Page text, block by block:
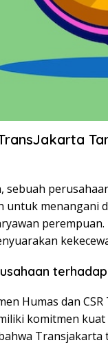
sebuah
untuk menangani
Humas dan
komitmen